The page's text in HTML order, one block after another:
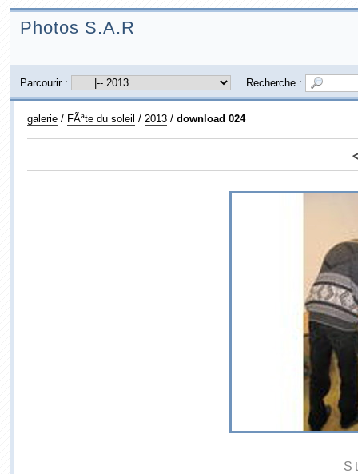
Photos S.A.R
Parcourir : Recherche :
galerie/ FÃªte du soleil / 2013/ download 024